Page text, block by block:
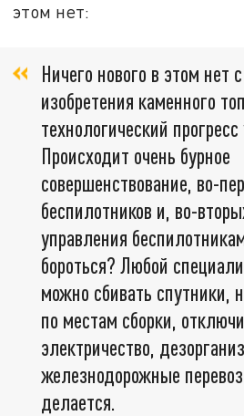
этом нет:
Ничего нового в этом нет
изобретения каменного
технологический прогресс
Происходит очень бурное
совершенствование, во-
беспилотников и, во-
управления
бороться? Любой
можно сбивать спутники,
по местам сборки,
электричество,
железнодорожные
делается.